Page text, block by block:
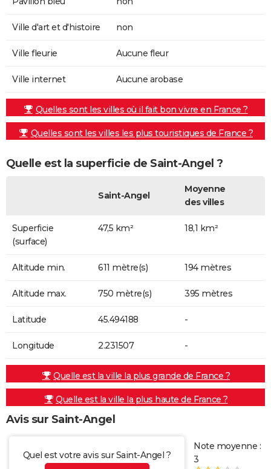
Ville d'art et d'histoire non
Ville fleurie Aucune fleur
Ville internet Aucune arobase
Quelles sont les villes où il fait bon vivre en France ?
Quelles sont les villes les plus touristiques de France ?
Quelle est la superficie de Saint-Angel ?
Saint-Angel
Moyenne
des villes
Superficie
(surface)
47,5 km² 18,1 km²
Altitude min. 611 mètre(s) 194 mètres
Altitude max. 750 mètre(s) 395 mètres
Latitude 45.494188 -
Longitude 2.231507 -
Quelle est la ville la plus grande de France ?
Quelle est la ville la plus haute de France ?
Avis sur Saint-Angel
Quel est votre avis sur Saint-Angel ?
Note moyenne :
3